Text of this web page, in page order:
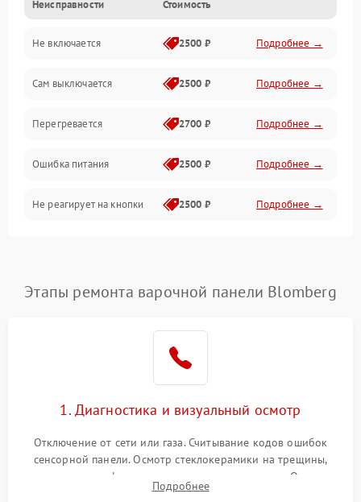
Неисправности Стоимость
Не включается 2500 ₽ Подробнее →
Сам выключается 2500 ₽ Подробнее →
Перегревается 2700 ₽ Подробнее →
Ошибка питания 2500 ₽ Подробнее →
Не реагирует на кнопки 2500 ₽ Подробнее →
Этапы ремонта варочной панели Blomberg
1. Диагностика и визуальный осмотр
Отключение от сети или газа. Считывание кодов ошибок
сенсорной панели. Осмотр стеклокерамики на трещины,
проверка конфорок на равномерность нагрева. Опрос
клиента о симптомах (не включается, не видит посуду,
Подробнее